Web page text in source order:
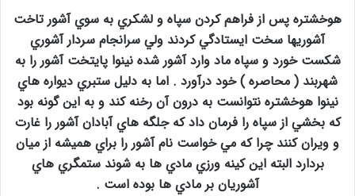
هوخشتره پس از فراهم كردن سپاه و لشكري به سوي آشور تاخت
آشوريها سخت ايستادگي كردند ولي سرانجام سردار آشوري
شكست خورد و سپاه ماد وارد آشور شده نينوا پايتخت آشور را به
شهربند ( محاصره ) خود درآورد . اما به دليل ستبري ديواره هاي
نينوا هوخشتره نتوانست به درون آن رخنه كند و به اين گونه بود
كه بخشي از سپاه را فرمان داد كه جلگه هاي آبادان آشور را غارت
و ويران كنند چرا كه مي خواست نام آشور را براي هميشه از ميان
بردارد البته اين كينه ورزي مادي ها به شوند ستمگري هاي
آشوريان بر مادي ها بوده است .